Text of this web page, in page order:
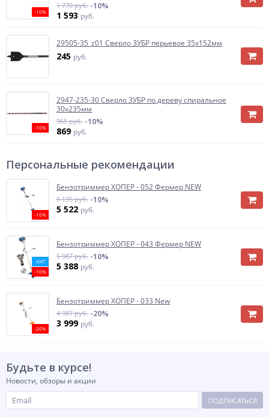
-10%
1 770 руб. -10%
1 593 руб.
29505-35_z01 Сверло ЗУБР перьевое 35х152мм
245 руб.
-10%
2947-235-30 Сверло ЗУБР по дереву спиральное
30х235мм
965 руб. -10%
869 руб.
Персональные рекомендации
-10%
Бензотриммер ХОПЕР - 052 Фермер NEW
6 135 руб. -10%
5 522 руб.
ХИТ
-10%
Бензотриммер ХОПЕР - 043 Фермер NEW
5 987 руб. -10%
5 388 руб.
-20%
Бензотриммер ХОПЕР - 033 New
4 987 руб. -20%
3 999 руб.
Будьте в курсе!
Новости, обзоры и акции
ПОДПИСАТЬСЯ